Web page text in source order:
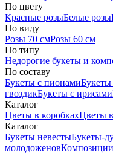
По цвету
Красные розыБелые розы
По виду
Розы 70 смРозы 60 см
По типу
Недорогие букеты и
По составу
Букеты с пионамиБукеты
гвоздикБукеты с ирисами
Каталог
Цветы в коробкахЦветы
Каталог
Букеты невестыБукеты-
молодоженовКомпозиции